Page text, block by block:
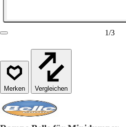
1/3
Vergleichen